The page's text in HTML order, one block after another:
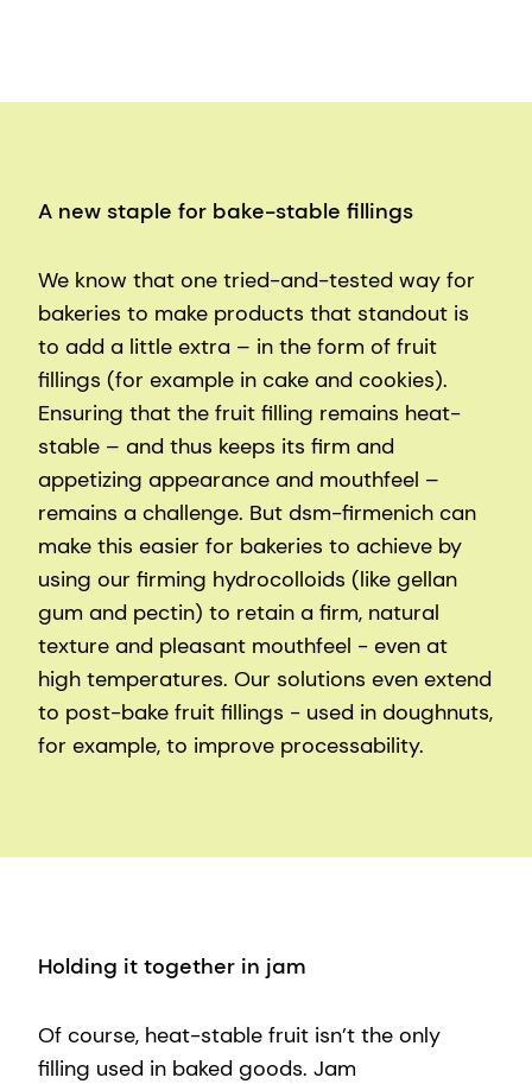
A new staple for bake-stable fillings
We know that one tried-and-tested way for
bakeries to make products that standout is
to add a little extra – in the form of fruit
fillings (for example in cake and cookies).
Ensuring that the fruit filling remains heat-
stable – and thus keeps its firm and
appetizing appearance and mouthfeel –
remains a challenge. But dsm-firmenich can
make this easier for bakeries to achieve by
using our firming hydrocolloids (like gellan
gum and pectin) to retain a firm, natural
texture and pleasant mouthfeel - even at
high temperatures. Our solutions even extend
to post-bake fruit fillings - used in doughnuts,
for example, to improve processability.
Holding it together in jam
Of course, heat-stable fruit isn’t the only
filling used in baked goods. Jam